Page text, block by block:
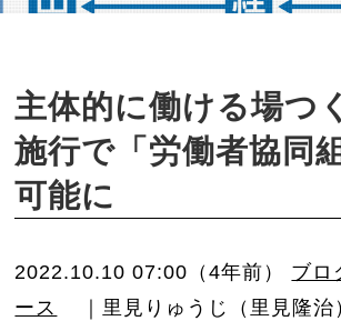
主体的に働ける場
施行で「労働者協同
可能に
2022.10.10 07:00（4年前） ブロ
ース
｜里見りゅうじ（里見隆治